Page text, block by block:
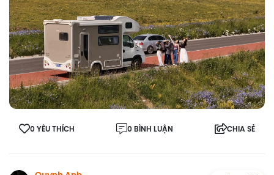
0 YÊU THÍCH 0 BÌNH LUẬN CHIA SẺ